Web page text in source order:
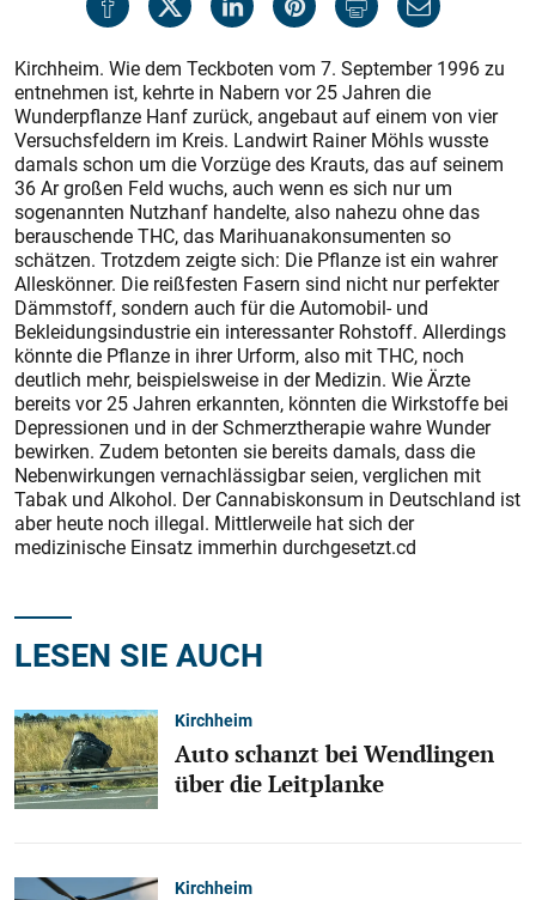
Kirchheim. Wie dem Teckboten vom 7. September 1996 zu
entnehmen ist, kehrte in Nabern vor 25 Jahren die
Wunderpflanze Hanf zurück, angebaut auf einem von vier
Versuchsfeldern im Kreis. Landwirt Rainer Möhls wusste
damals schon um die Vorzüge des Krauts, das auf seinem
36 Ar großen Feld wuchs, auch wenn es sich nur um
sogenannten Nutzhanf handelte, also nahezu ohne das
berauschende THC, das Marihuanakonsumenten so
schätzen. Trotzdem zeigte sich: Die Pflanze ist ein wahrer
Alleskönner. Die reißfesten Fasern sind nicht nur perfekter
Dämmstoff, sondern auch für die Automobil- und
Bekleidungsindustrie ein interessan­ter Rohstoff. Allerdings
könnte die Pflanze in ihrer Urform, also mit THC, noch
deutlich mehr, beispielsweise in der Medizin. Wie Ärzte
bereits vor 25 Jahren erkannten, könnten die Wirkstoffe bei
Depressionen und in der Schmerztherapie wahre Wunder
bewirken. Zudem betonten sie bereits damals, dass die
Nebenwirkungen vernachlässigbar seien, verglichen mit
Tabak und Alkohol. Der Cannabiskonsum in Deutschland ist
aber heute noch illegal. Mittlerweile hat sich der
medizinische Einsatz immerhin durchgesetzt.cd
LESEN SIE AUCH
Kirchheim
Auto schanzt bei Wendlingen
über die Leitplanke
Kirchheim